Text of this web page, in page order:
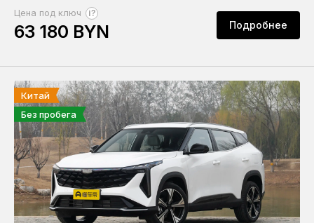
Цена под ключ ?
63 180 BYN Подробнее
Китай
Без пробега